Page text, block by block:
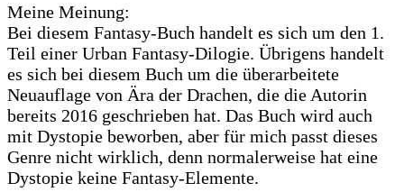
Meine Meinung:
Bei diesem Fantasy-Buch handelt es sich um den 1.
Teil einer Urban Fantasy-Dilogie. Übrigens handelt
es sich bei diesem Buch um die überarbeitete
Neuauflage von Ära der Drachen, die die Autorin
bereits 2016 geschrieben hat. Das Buch wird auch
mit Dystopie beworben, aber für mich passt dieses
Genre nicht wirklich, denn normalerweise hat eine
Dystopie keine Fantasy-Elemente.